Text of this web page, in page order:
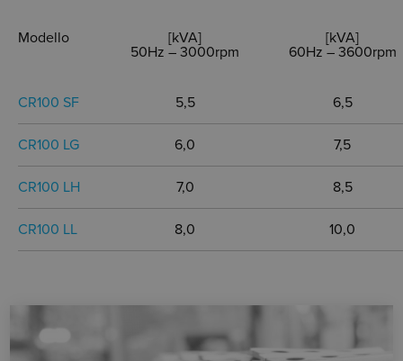
Modello
[kVA]
50Hz – 3000rpm
[kVA]
60Hz – 3600rpm
CR100 SF 5,5 6,5
CR100 LG 6,0 7,5
CR100 LH 7,0 8,5
CR100 LL 8,0 10,0